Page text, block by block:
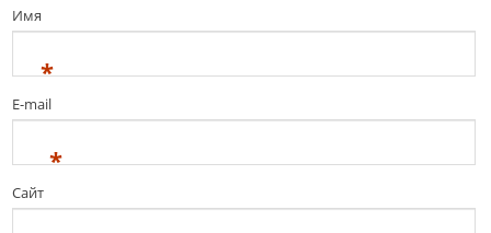
Имя
*
E-mail
*
Сайт